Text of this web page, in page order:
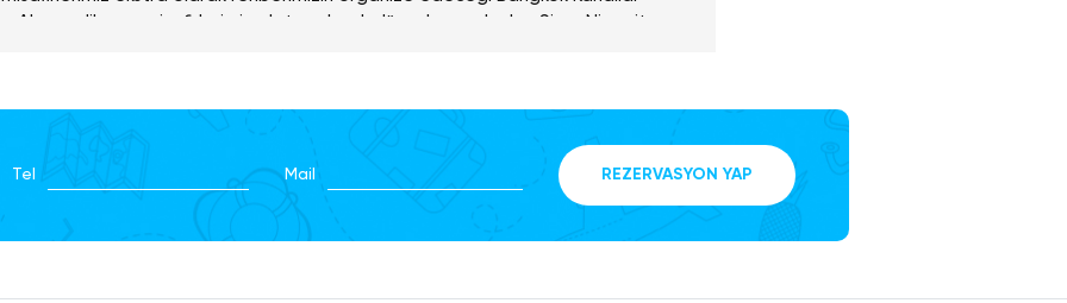
Akşam dileyen misafirlerimiz ekstra olarak düzenlenecek olan Siam Niramit
meşhur su kanallarında tekneler ile yapacağınız gezinti unutulmaz
özgü dünyanın en büyük sahne gösterilerinden biri olan kültürel töreni
Tel Mail